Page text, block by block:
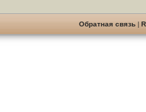
Обратная связь